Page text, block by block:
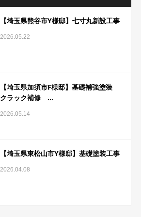
【埼玉県熊谷市Y様邸】七寸丸新設工事
2026.05.22
【埼玉県加須市F様邸】基礎補強塗装
クラック補修 ...
2026.05.14
【埼玉県東松山市Y様邸】基礎塗装工事
2026.04.08